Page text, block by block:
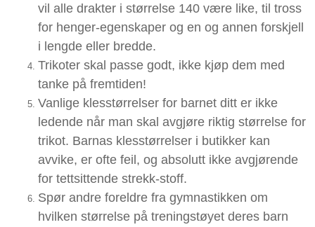
vil alle drakter i størrelse 140 være like, til tross
for henger-egenskaper og en og annen forskjell
i lengde eller bredde.
Trikoter skal passe godt, ikke kjøp dem med
tanke på fremtiden!
Vanlige klesstørrelser for barnet ditt er ikke
ledende når man skal avgjøre riktig størrelse for
trikot. Barnas klesstørrelser i butikker kan
avvike, er ofte feil, og absolutt ikke avgjørende
for tettsittende strekk-stoff.
Spør andre foreldre fra gymnastikken om
hvilken størrelse på treningstøyet deres barn